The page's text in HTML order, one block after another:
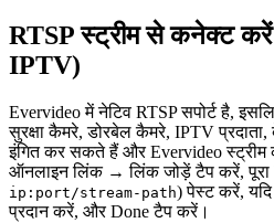
RTSP स्ट्रीम से कनेक्ट
IPTV)
Evervideo में नेटिव RTSP सपोर्ट है,
सुरक्षा कैमरे, डोरबेल कैमरे, IPTV
इंगित कर सकते हैं और Evervideo स्ट्रीम
ऑनलाइन लिंक → लिंक जोड़ें टैप करें, पूरा
ip:port/stream-path) पेस्ट करें,
प्रदान करें, और Done टैप करें।